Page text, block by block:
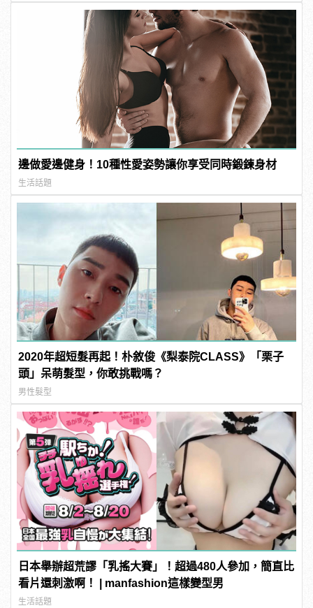
邊做愛邊健身！10種性愛姿勢讓你享受同時鍛鍊身材
生活話題
2020年超短髮再起！朴敘俊《梨泰院CLASS》「栗子
頭」呆萌髮型，你敢挑戰嗎？
男性髮型
日本舉辦超荒謬「乳搖大賽」！超過480人參加，簡直比
看片還刺激啊！ | manfashion這樣變型男
生活話題